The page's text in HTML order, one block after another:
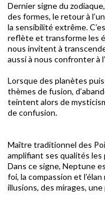
Dernier signe du
des formes, le retour à
la sensibilité extrême.
reflète et transforme les
nous invitent à
aussi à nous confronter à
Lorsque des planètes
thèmes de fusion,
teintent alors de
de confusion.
Maître traditionnel des
amplifiant ses qualités les
Dans ce signe, Neptune
foi, la compassion et
illusions, des mirages,